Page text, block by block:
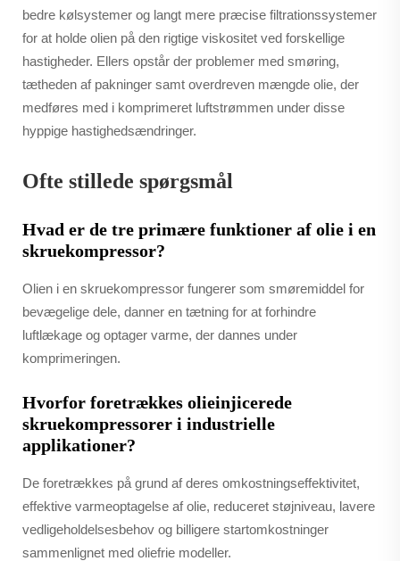
bedre kølsystemer og langt mere præcise filtrationssystemer
for at holde olien på den rigtige viskositet ved forskellige
hastigheder. Ellers opstår der problemer med smøring,
tætheden af pakninger samt overdreven mængde olie, der
medføres med i komprimeret luftstrømmen under disse
hyppige hastighedsændringer.
Ofte stillede spørgsmål
Hvad er de tre primære funktioner af olie i en
skruekompressor?
Olien i en skruekompressor fungerer som smøremiddel for
bevægelige dele, danner en tætning for at forhindre
luftlækage og optager varme, der dannes under
komprimeringen.
Hvorfor foretrækkes olieinjicerede
skruekompressorer i industrielle
applikationer?
De foretrækkes på grund af deres omkostningseffektivitet,
effektive varmeoptagelse af olie, reduceret støjniveau, lavere
vedligeholdelsesbehov og billigere startomkostninger
sammenlignet med oliefrie modeller.